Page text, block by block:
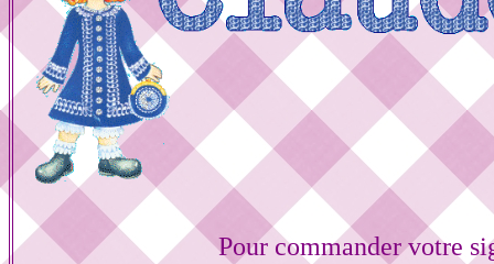
Pour commander votre